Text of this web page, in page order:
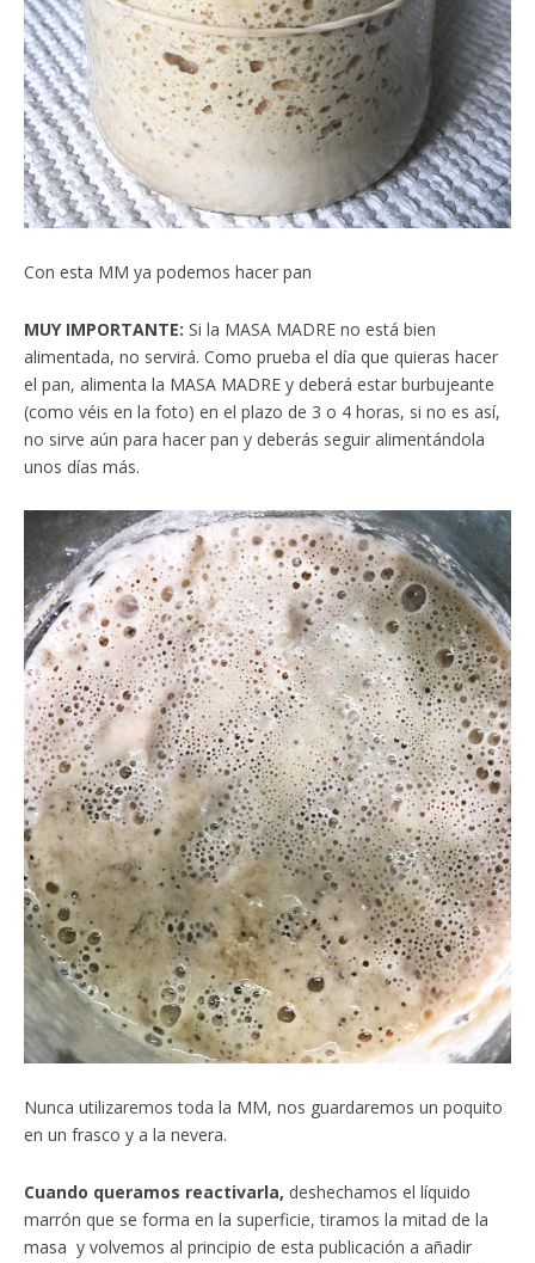
Con esta MM ya podemos hacer pan
MUY IMPORTANTE: Si la MASA MADRE no está bien
alimentada, no servirá. Como prueba el día que quieras hacer
el pan, alimenta la MASA MADRE y deberá estar burbujeante
(como véis en la foto) en el plazo de 3 o 4 horas, si no es así,
no sirve aún para hacer pan y deberás seguir alimentándola
unos días más.
Nunca utilizaremos toda la MM, nos guardaremos un poquito
en un frasco y a la nevera.
Cuando queramos reactivarla, deshechamos el líquido
marrón que se forma en la superficie, tiramos la mitad de la
masa y volvemos al principio de esta publicación a añadir